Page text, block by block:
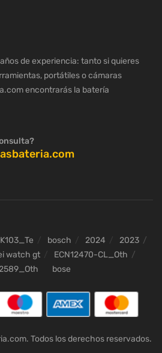
de experiencia: tanto si quieres
portátiles o cámaras
encontrarás la batería
bosch 2024
2023
watch gt
ECN12470-CL_Oth
bose
Todos los derechos reservados.